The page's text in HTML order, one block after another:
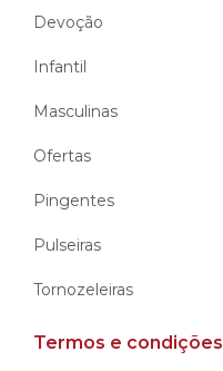
Devoção
Infantil
Masculinas
Ofertas
Pingentes
Pulseiras
Tornozeleiras
Termos e condições